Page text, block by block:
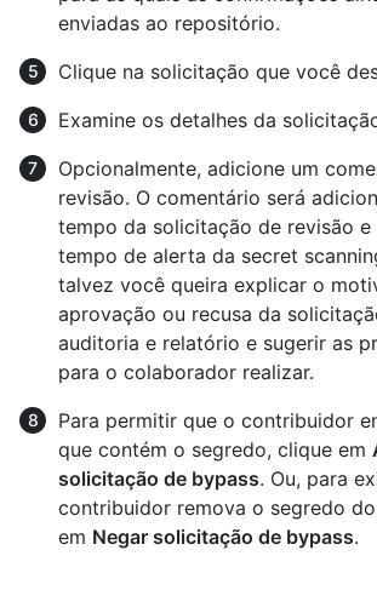
enviadas ao repositório.
Clique na solicitação que você
Examine os detalhes da
Opcionalmente, adicione um
revisão. O comentário será
tempo da solicitação de revisão e
tempo de alerta da secret
talvez você queira explicar o
aprovação ou recusa da
auditoria e relatório e sugerir as
para o colaborador realizar.
Para permitir que o contribuidor
que contém o segredo, clique em
solicitação de bypass. Ou, para
contribuidor remova o segredo
em Negar solicitação de bypass.